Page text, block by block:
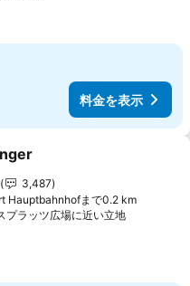
料金を表示
に入りに追加
ンク
3,487
Hauptbahnhofまで0.2 km
プラッツ広場に近い立地料金を表